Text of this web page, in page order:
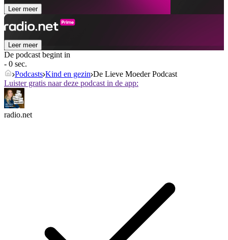
Leer meer
Leer meer
De podcast begint in
- 0 sec.
Podcasts Kind en gezin De Lieve Moeder Podcast
Luister gratis naar deze podcast in de app:
radio.net